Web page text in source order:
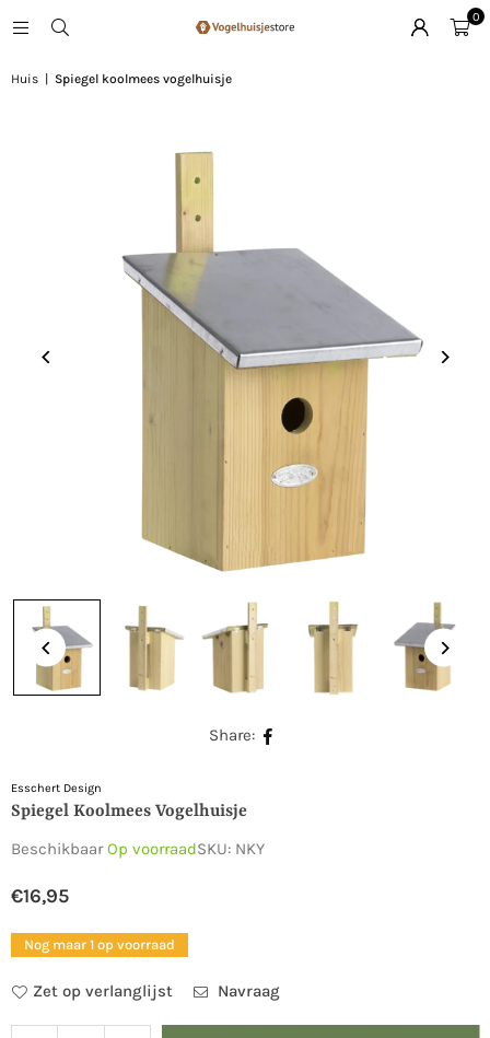
0
Huis Spiegel koolmees vogelhuisje
Share:
Esschert Design
Spiegel Koolmees Vogelhuisje
BeschikbaarOp voorraadSKU: NKY
Normale
prijs
€16,95
Nog maar 1 op voorraad
Zet op verlanglijst Navraag